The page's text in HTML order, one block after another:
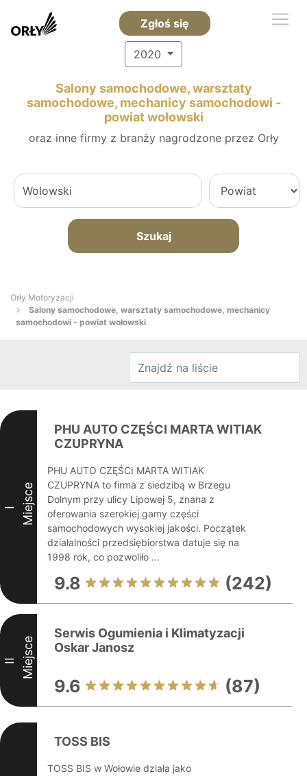
Zgłoś się
2020
Salony samochodowe, warsztaty
samochodowe, mechanicy samochodowi -
powiat wołowski
oraz inne firmy z branży nagrodzone przez Orły
Szukaj
Orły Motoryzacji
Salony samochodowe, warsztaty samochodowe, mechanicy
samochodowi - powiat wołowski
I Miejsce
PHU AUTO CZĘŚCI MARTA WITIAK
CZUPRYNA
PHU AUTO CZĘŚCI MARTA WITIAK
CZUPRYNA to firma z siedzibą w Brzegu
Dolnym przy ulicy Lipowej 5, znana z
oferowania szerokiej gamy części
samochodowych wysokiej jakości. Początek
działalności przedsiębiorstwa datuje się na
1998 rok, co pozwoliło ...
9.8 (242)
II Miejsce
Serwis Ogumienia i Klimatyzacji
Oskar Janosz
9.6 (87)
TOSS BIS
TOSS BIS w Wołowie działa jako